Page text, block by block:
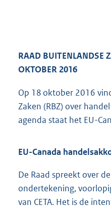
RAAD BUITENLANDSE
OKTOBER 2016
Op 18 oktober 2016
Zaken (RBZ) over
agenda staat het EU-
EU-Canada
De Raad spreekt over
ondertekening,
van CETA. Het is de